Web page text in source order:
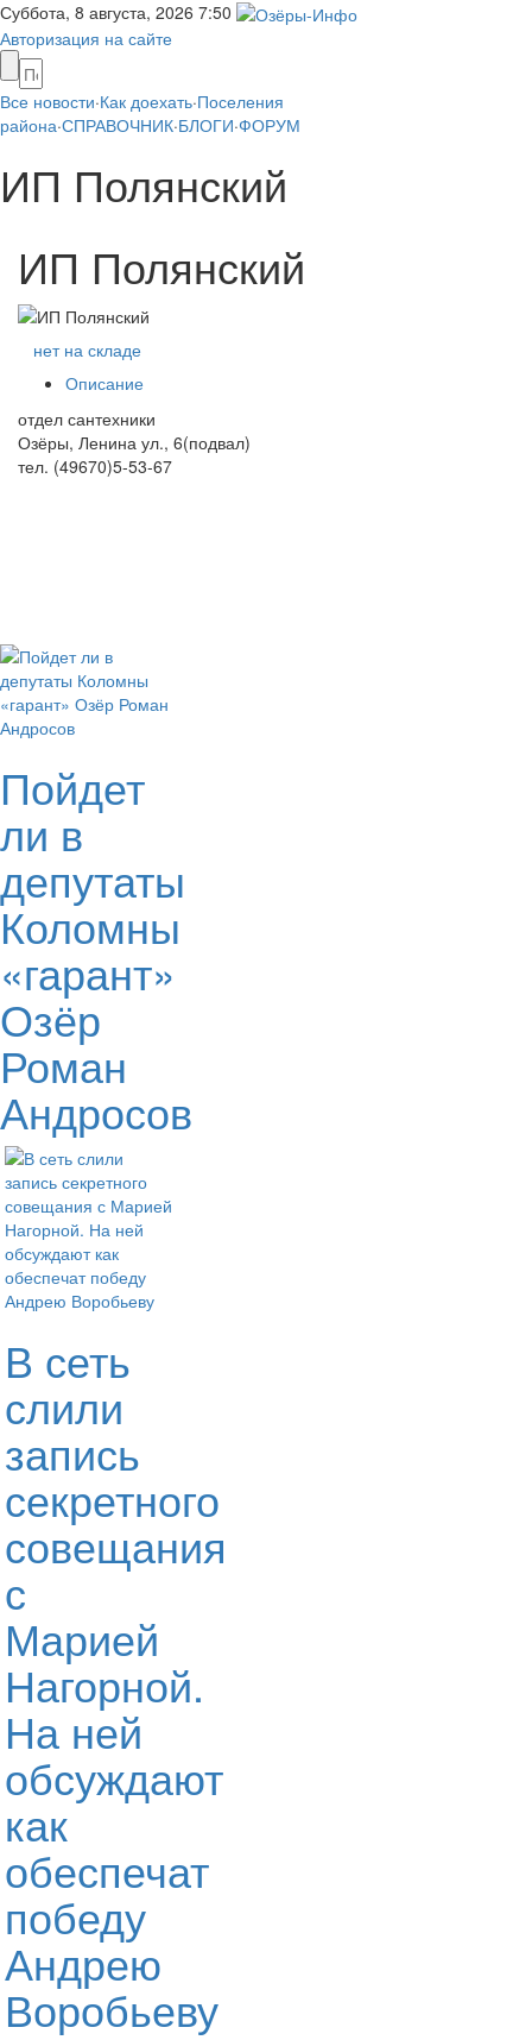
Суббота, 8 августа, 2026 7:50
Авторизация на сайте
Все новости·Как доехать·Поселения
района·СПРАВОЧНИК·БЛОГИ·ФОРУМ
ИП Полянский
ИП Полянский
нет на складе
Описание
отдел сантехники
Озёры, Ленина ул., 6(подвал)
тел. (49670)5-53-67
Пойдет
ли в
депутаты
Коломны
«гарант»
Озёр
Роман
Андросов
В сеть
слили
запись
секретного
совещания
с
Марией
Нагорной.
На ней
обсуждают
как
обеспечат
победу
Андрею
Воробьеву